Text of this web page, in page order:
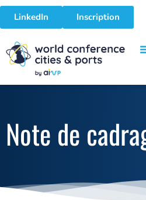
LinkedIn Inscription
Note de